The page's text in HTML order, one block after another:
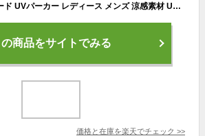
指穴付き ラッシュガード UVパーカー レディース メンズ 涼感素材 UVカット パーカー 体型カバー 長袖 夏用 冷感 ひんやり 涼しい 接触冷感 UPF50+ 吸汗速乾 水陸両用 軽量 コンパクト スイムウエア マリンスポーツウエア アウトドア 釣り ウエア 送料無料
の商品をサイトでみる
価格と在庫を楽天でチェック >>